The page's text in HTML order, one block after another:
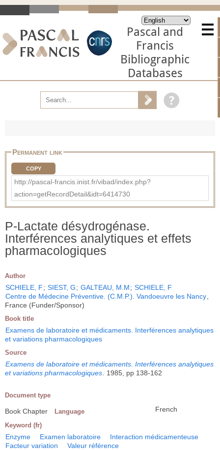
Pascal and
Francis
Bibliographic
Databases
Permanent link
COPY
http://pascal-francis.inist.fr/vibad/index.php?
action=getRecordDetail&idt=6414730
P-Lactate désydrogénase.
Interférences analytiques et effets
pharmacologiques
Author
SCHIELE, F; SIEST, G; GALTEAU, M.M; SCHIELE, F
Centre de Médecine Préventive. (C.M.P.). Vandoeuvre les Nancy
France (Funder/Sponsor)
Book title
Examens de laboratoire et médicaments. Interférences analytiques
et variations pharmacologiques
Source
Examens de laboratoire et médicaments. Interférences analytiques
et variations pharmacologiques
1985, pp 138-162
Document type
Book Chapter Language French
Keyword (fr)
Enzyme Examen laboratoire
Interaction médicamenteuse
Facteur variation
Valeur référence